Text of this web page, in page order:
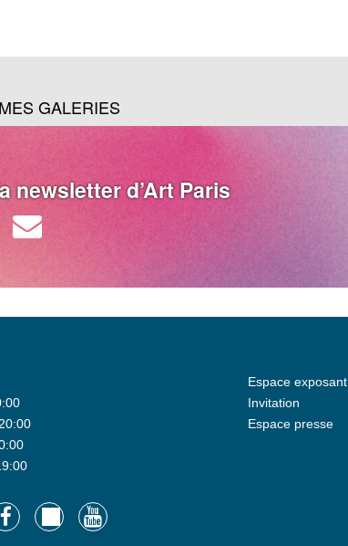
GALERIES
newsletter d’Art Paris
Espace exposant
Invitation
Espace presse